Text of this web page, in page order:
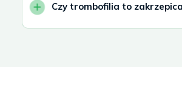
Czy trombofilia to